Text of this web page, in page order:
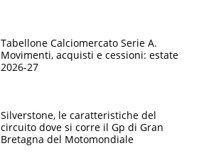
Tabellone Calciomercato Serie A.
Movimenti, acquisti e cessioni: estate
2026-27
Silverstone, le caratteristiche del
circuito dove si corre il Gp di Gran
Bretagna del Motomondiale